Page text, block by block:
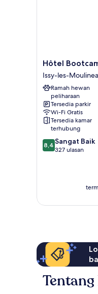
Hôtel
Bootcamp
Issy-
les-
Moulineaux
Hôtel
Issy-les-
Ramah hewan
peliharaan
Tersedia parkir
Wi-Fi Gratis
Tersedia kamar
terhubung
8.4
dari
8,4 Sangat Baik
327 ulasan